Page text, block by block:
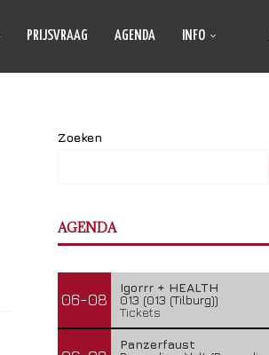
PRIJSVRAAG AGENDA INFO
Zoeken
AGENDA
06-08
Igorrr + HEALTH
013 (013 (Tilburg))
Tickets
Panzerfaust